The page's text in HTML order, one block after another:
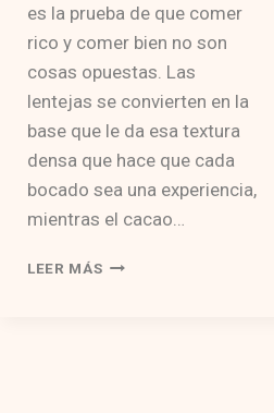
es la prueba de que comer
rico y comer bien no son
cosas opuestas. Las
lentejas se convierten en la
base que le da esa textura
densa que hace que cada
bocado sea una experiencia,
mientras el cacao…
LEER MÁSBROWNIE